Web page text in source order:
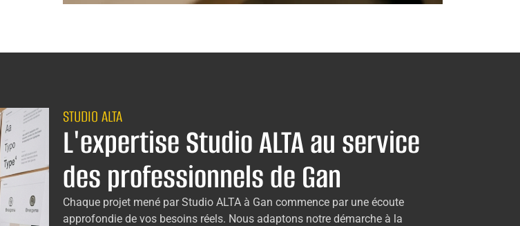
STUDIO ALTA
L'expertise Studio ALTA au service
des professionnels de Gan
Chaque projet mené par Studio ALTA à Gan commence par une écoute
approfondie de vos besoins réels. Nous adaptons notre démarche à la